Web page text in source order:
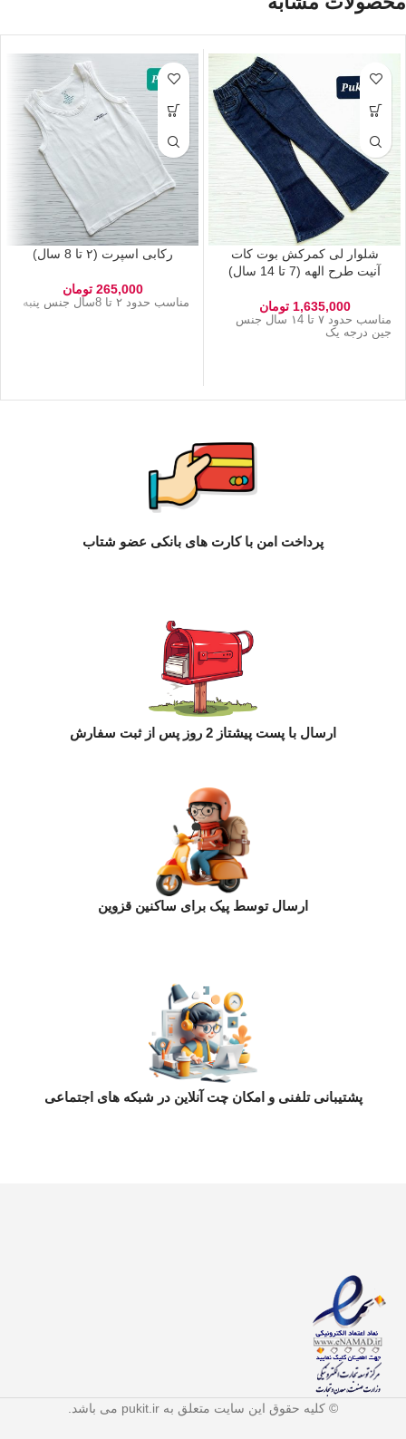
شلوار لی کمرکش بوت کات
آنیت طرح الهه (7 تا 14 سال)
1,635,000 تومان
مناسب حدود ۷ تا ۱4 سال جنس
جین درجه یک
رکابی اسپرت (۲ تا 8 سال)
265,000 تومان
مناسب حدود ۲ تا 8سال جنس پنبه
پرداخت امن با کارت های بانکی عضو شتاب
ارسال با پست پیشتاز 2 روز پس از ثبت سفارش
ارسال توسط پیک برای ساکنین قزوین
پشتیبانی تلفنی و امکان چت آنلاین در شبکه های اجتماعی
© کلیه حقوق این سایت متعلق به pukit.ir می باشد.